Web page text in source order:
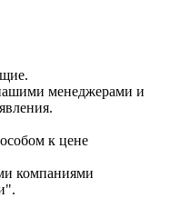
менеджерами и
к цене
компаниями